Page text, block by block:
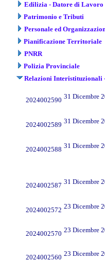
Edilizia - Datore di Lavoro
Patrimonio e Tributi
Personale ed
Pianificazione Territoriale
PNRR
Polizia Provinciale
Relazioni Interistituzionali
2024002590 31 Dicembre
2024002589 31 Dicembre
2024002588 31 Dicembre
2024002587 31 Dicembre
2024002572 23 Dicembre
2024002570 23 Dicembre
2024002560 23 Dicembre